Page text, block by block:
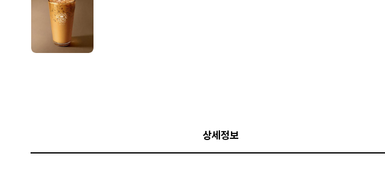
상세정보